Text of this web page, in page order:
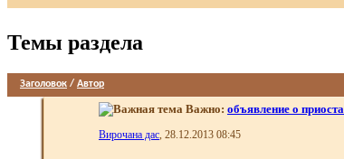
Темы раздела
Заголовок / Автор
Важно: объявление о
Вирочана дас , 28.12.2013 08:45